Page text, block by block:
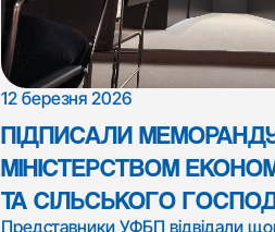
12 березня 2026
ПІДПИСАЛИ
МІНІСТЕРСТВОМ
ТА СІЛЬСЬКОГО
Представники УФБП відвідали